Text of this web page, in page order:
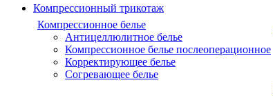
Компрессионный трикотаж
Компрессионное белье
Антицеллюлитное белье
Компрессионное белье послеоперационное
Корректирующее белье
Согревающее белье